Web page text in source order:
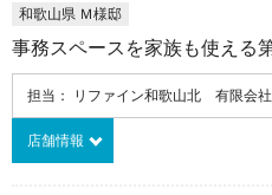
和歌山県 Ｍ様邸
事務スペースを家族も使える
担当： リファイン和歌山北 有限会
店舗情報